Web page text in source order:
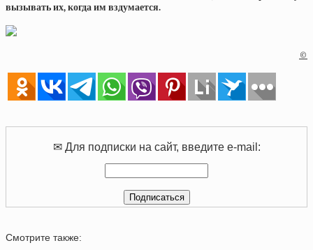
вызывать их, когда им вздумается.
©
✉ Для подписки на сайт, введите e-mail:
Смотрите также: